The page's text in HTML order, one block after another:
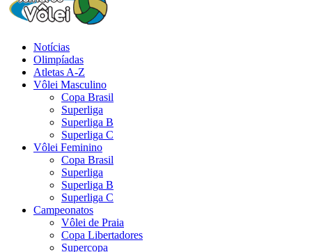
Notícias
Olimpíadas
Atletas A-Z
Vôlei Masculino
Copa Brasil
Superliga
Superliga B
Superliga C
Vôlei Feminino
Copa Brasil
Superliga
Superliga B
Superliga C
Campeonatos
Vôlei de Praia
Copa Libertadores
Supercopa